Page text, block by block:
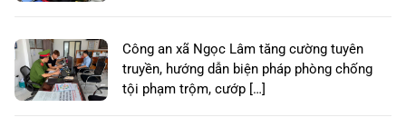
Công an xã Ngọc Lâm tăng cường tuyên
truyền, hướng dẫn biện pháp phòng chống
tội phạm trộm, cướp […]